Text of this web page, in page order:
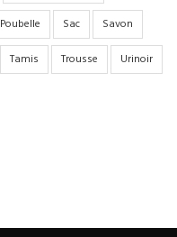
Poubelle Sac
Savon
Tamis Trousse
Urinoir